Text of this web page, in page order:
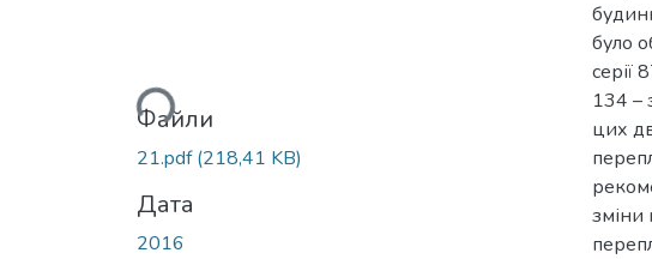
Вантажиться...
Файли
21.pdf(218,41 KB)
Дата
2016
було
серії
134 –
цих
зміни